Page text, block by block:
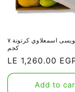
مانجو عويسى اسمعلاوي كرتونة ٧
كجم
Regular
price
LE 1,260.00
Add to